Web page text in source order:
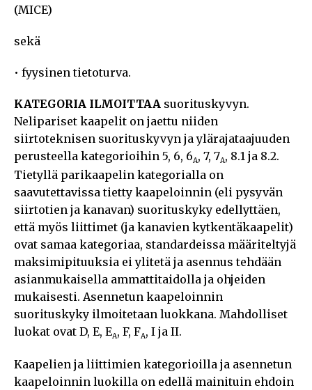
(MICE)
sekä
• fyysinen tietoturva.
KATEGORIA ILMOITTAA suorituskyvyn.
Nelipariset kaapelit on jaettu niiden
siirtoteknisen suorituskyvyn ja ylärajataajuuden
perusteella kategorioihin 5, 6, 6A, 7, 7A, 8.1 ja 8.2.
Tietyllä parikaapelin kategorialla on
saavutettavissa tietty kaapeloinnin (eli pysyvän
siirtotien ja kanavan) suorituskyky edellyttäen,
että myös liittimet (ja kanavien kytkentäkaapelit)
ovat samaa kategoriaa, standardeissa määriteltyjä
maksimipituuksia ei ylitetä ja asennus tehdään
asianmukaisella ammattitaidolla ja ohjeiden
mukaisesti. Asennetun kaapeloinnin
suorituskyky ilmoitetaan luokkana. Mahdolliset
luokat ovat D, E, EA, F, FA, I ja II.
Kaapelien ja liittimien kategorioilla ja asennetun
kaapeloinnin luokilla on edellä mainituin ehdoin